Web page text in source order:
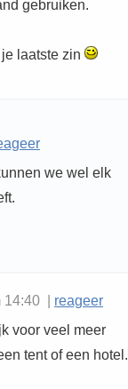
gebruiken.
laatste zin
we wel elk
14:40 | reageer
voor veel meer
tent of een hotel.